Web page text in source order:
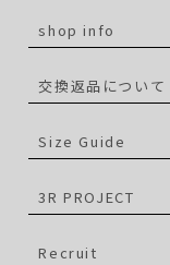
shop info
交換返品について
Size Guide
3R PROJECT
Recruit